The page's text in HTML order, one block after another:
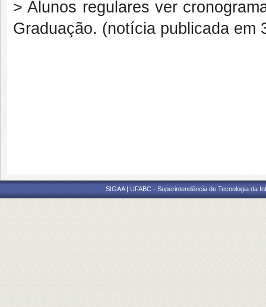
> Alunos regulares ver
Graduação. (notícia publicada em
SIGAA | UFABC - Superintendência de Tecnologia da